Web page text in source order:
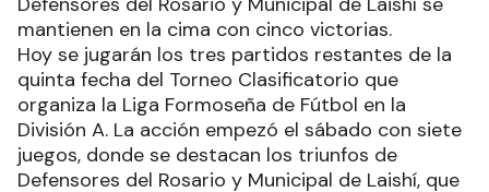
Está en marcha la quinta fecha del certamen
correspondiente a la máxima división del fútbol
capitalino, la cual finalizará hoy con tres partidos.
Defensores del Rosario y Municipal de Laishí se
mantienen en la cima con cinco victorias.
Hoy se jugarán los tres partidos restantes de la
quinta fecha del Torneo Clasificatorio que